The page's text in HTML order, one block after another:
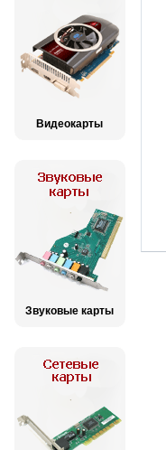
Видеокарты
Звуковые карты